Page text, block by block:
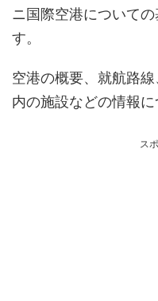
ニ国際空港について
す。
空港の概要、就航路
内の施設などの情報に
ス